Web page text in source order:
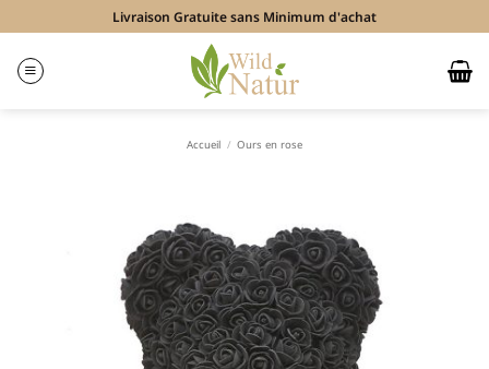
au
Livraison Gratuite sans Minimum d'achat
Accueil / Ours en rose